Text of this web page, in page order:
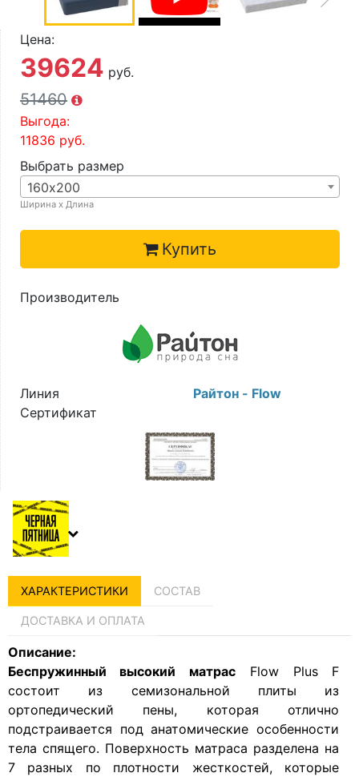
Цена:
39624 руб.
51460
Выгода:
11836 руб.
Выбрать размер
160х200
Ширина х Длина
Купить
Производитель
Линия
Райтон - Flow
Сертификат
ХАРАКТЕРИСТИКИ СОСТАВ
ДОСТАВКА И ОПЛАТА
Описание:
Беспружинный высокий матрас Flow Plus F
состоит из семизональной плиты из
ортопедический пены, которая отлично
подстраивается под анатомические особенности
тела спящего. Поверхность матраса разделена на
7 разных по плотности жесткостей, которые